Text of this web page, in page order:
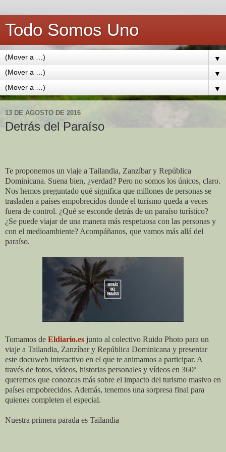
Todo Somos Uno
▼
▼
▼
13 DE AGOSTO DE 2016
Detrás del Paraíso
Te proponemos un viaje a Tailandia, Zanzíbar y República
Dominicana. Suena bien, ¿verdad? Pero no somos los únicos, claro.
Nos hemos preguntado qué significa que millones de personas se
trasladen a países empobrecidos donde el turismo queda a veces
fuera de control. ¿Qué se esconde detrás de un paraíso turístico?
¿Se puede viajar de una manera más respetuosa con las personas y
con el medioambiente? Acompáñanos, que vamos más allá del
paraíso.
Tomamos de Eldiario.es junto al colectivo Ruido Photo para un
viaje a Tailandia, Zanzíbar y República Dominicana y presentar
este docuweb interactivo en el que te animamos a participar. A
través de fotos, vídeos, historias personales y vídeos en 360º
queremos que conozcas más sobre el impacto del turismo masivo en
países empobrecidos. Además, tenemos una sorpresa final para
quienes completen el especial.
Nuestra primera parada es Tailandia